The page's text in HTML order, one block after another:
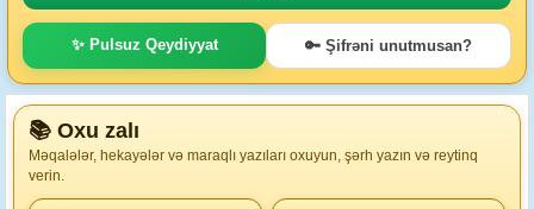
✨ Pulsuz Qeydiyyat 🔑 Şifrəni unutmusan?
📚 Oxu zalı
Məqalələr, hekayələr və maraqlı yazıları oxuyun, şərh yazın və reytinq
verin.